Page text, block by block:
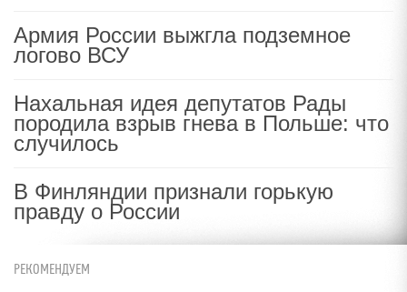
Армия России выжгла подземное
логово ВСУ
Нахальная идея депутатов Рады
породила взрыв гнева в Польше: что
случилось
В Финляндии признали горькую
правду о России
РЕКОМЕНДУЕМ